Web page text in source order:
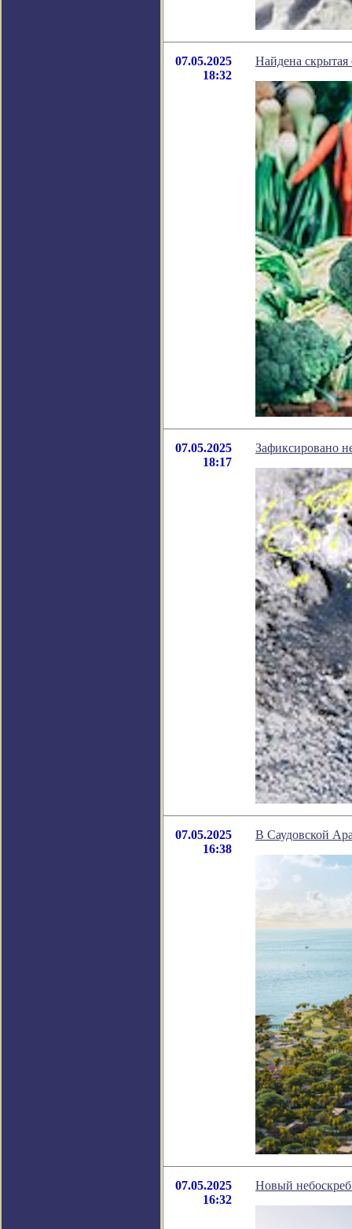
07.05.2025
18:32
Найдена
07.05.2025
18:17
Зафиксировано
07.05.2025
16:38
В Саудовской
07.05.2025
16:32
Новый